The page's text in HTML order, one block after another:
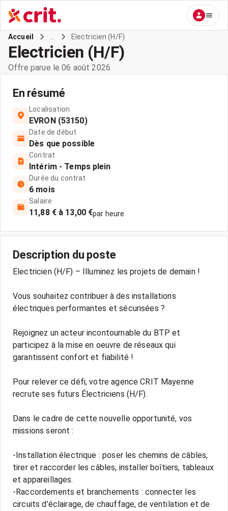
Accueil Electricien (H/F)
Electricien (H/F)
Offre parue le 06 août 2026
En résumé
Localisation
EVRON (53150)
Date de début
Dès que possible
Contrat
Intérim - Temps plein
Durée du contrat
6 mois
Salaire
11,88 € à 13,00 €par heure
Description du poste
Electricien (H/F) – Illuminez les projets de demain !
Vous souhaitez contribuer à des installations
électriques performantes et sécurisées ?
Rejoignez un acteur incontournable du BTP et
participez à la mise en oeuvre de réseaux qui
garantissent confort et fiabilité !
Pour relever ce défi, votre agence CRIT Mayenne
recrute ses futurs Électriciens (H/F).
Dans le cadre de cette nouvelle opportunité, vos
missions seront :
-Installation électrique : poser les chemins de câbles,
tirer et raccorder les câbles, installer boîtiers, tableaux
et appareillages.
-Raccordements et branchements : connecter les
circuits d’éclairage, de chauffage, de ventilation et de